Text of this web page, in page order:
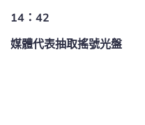
14：42
媒體代表抽取搖號光盤